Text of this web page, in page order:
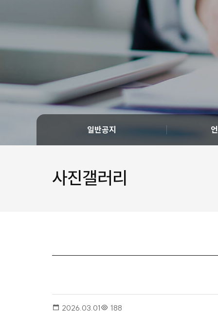
일반공지
사진갤러리
2026.03.01 188